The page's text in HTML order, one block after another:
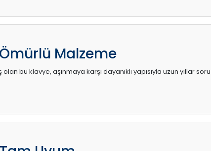
Ömürlü Malzeme
bu klavye, aşınmaya karşı dayanıklı yapısıyla uzun yıllar